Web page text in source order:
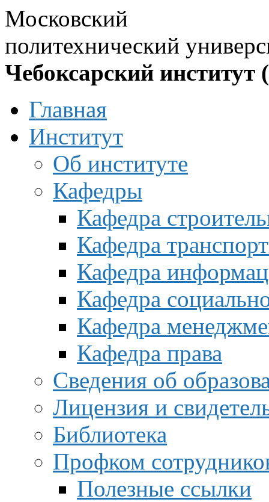
Московский
политехнический
Чебоксарский институт
Главная
Институт
Об институте
Кафедры
Кафедра
Кафедра
Кафедра
Кафедра
Кафедра
Кафедра права
Сведения об
Лицензия и
Библиотека
Профком
Полезные ссылки